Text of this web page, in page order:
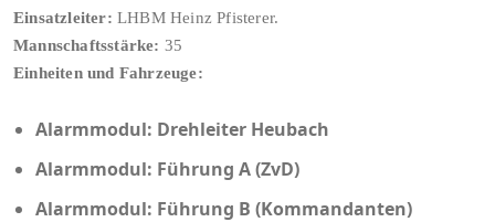
Einsatzleiter: LHBM Heinz Pfisterer.
Mannschaftsstärke: 35
Einheiten und Fahrzeuge:
Alarmmodul: Drehleiter Heubach
Alarmmodul: Führung A (ZvD)
Alarmmodul: Führung B (Kommandanten)